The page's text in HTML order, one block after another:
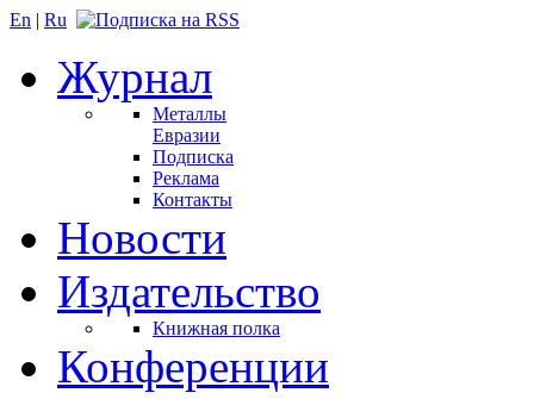
En | Ru
Журнал
Металлы
Евразии
Подписка
Реклама
Контакты
Новости
Издательство
Книжная полка
Конференции